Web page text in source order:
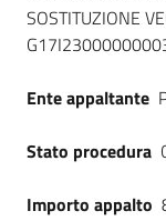
SOSTITUZIONE
Ente appaltante
Stato procedura
Importo appalto